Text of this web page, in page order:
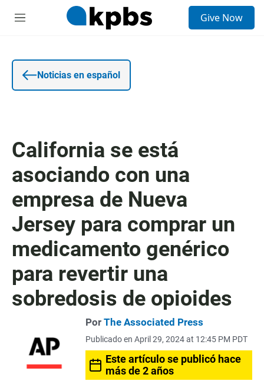
S
i
o
Give Now
Noticias en español
California se está
asociando con una
empresa de Nueva
Jersey para comprar un
medicamento genérico
para revertir una
sobredosis de opioides
Por The Associated Press
Publicado en April 29, 2024 at 12:45 PM PDT
Este artículo se publicó hace
más de 2 años